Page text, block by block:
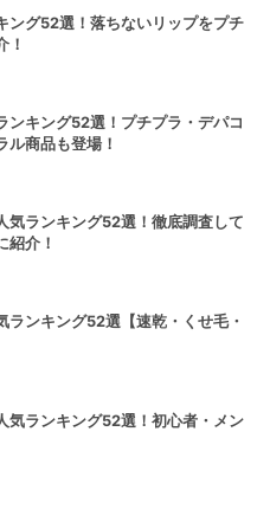
ング52選！落ちないリップをプチ
！
ンキング52選！プチプラ・デパコ
ル商品も登場！
気ランキング52選！徹底調査して
紹介！
ランキング52選【速乾・くせ毛・
気ランキング52選！初心者・メン